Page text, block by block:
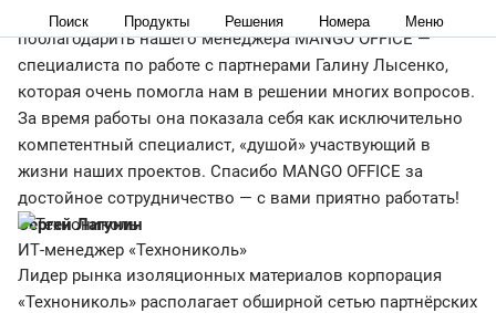
Поиск Продукты Решения Номера Меню
как комфортное и динамичное. Отдельно хочу
поблагодарить нашего менеджера MANGO OFFICE —
специалиста по работе с партнерами Галину Лысенко,
которая очень помогла нам в решении многих вопросов.
За время работы она показала себя как исключительно
компетентный специалист, «душой» участвующий в
жизни наших проектов. Спасибо MANGO OFFICE за
достойное сотрудничество — с вами приятно работать!
Сергей Лагунин
ИТ-менеджер «Технониколь»
Лидер рынка изоляционных материалов корпорация
«Технониколь» располагает обширной сетью партнёрских